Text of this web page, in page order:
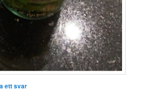
ett svar